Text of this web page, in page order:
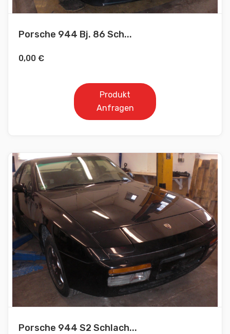
Porsche 944 Bj. 86 Sch...
0,00 €
Produkt
Anfragen
Porsche 944 S2 Schlach...